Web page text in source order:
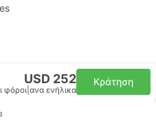
USD 252
φόροι ανα ενήλικα
Κράτηση